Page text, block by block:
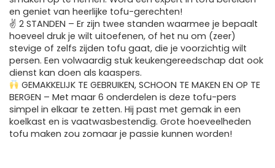
en geniet van heerlijke tofu-gerechten!
✌ 2 STANDEN – Er zijn twee standen waarmee je bepaalt
hoeveel druk je wilt uitoefenen, of het nu om (zeer)
stevige of zelfs zijden tofu gaat, die je voorzichtig wilt
persen. Een volwaardig stuk keukengereedschap dat ook
dienst kan doen als kaaspers.
GEMAKKELIJK TE GEBRUIKEN, SCHOON TE MAKEN EN OP TE
BERGEN – Met maar 6 onderdelen is deze tofu-pers
simpel in elkaar te zetten. Hij past met gemak in een
koelkast en is vaatwasbestendig. Grote hoeveelheden
tofu maken zou zomaar je passie kunnen worden!